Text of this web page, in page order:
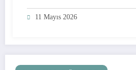
11 Mayıs 2026